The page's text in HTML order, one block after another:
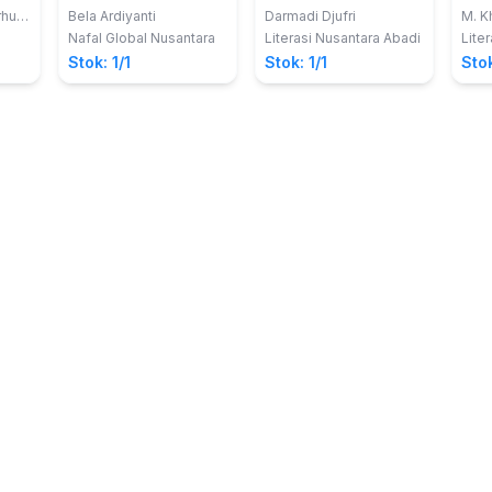
Bela Ardiyanti
Nafal Global Nusantara
Stok: 1/1
INDONESIA
Darmadi Djufri
Literasi Nusantara Abadi
Stok: 1/1
M.